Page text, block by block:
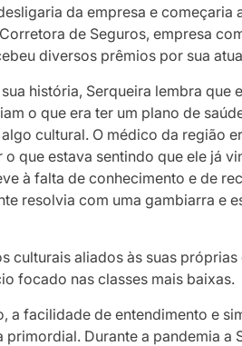
da empresa e começaria
de Seguros, empresa
diversos prêmios por sua
história, Serqueira lembra que
o que era ter um plano de
cultural. O médico da região
que estava sentindo que ele já
à falta de conhecimento e de
resolvia com uma gambiarra e
culturais aliados às suas
focado nas classes mais baixas.
a facilidade de entendimento e
Durante a pandemia a